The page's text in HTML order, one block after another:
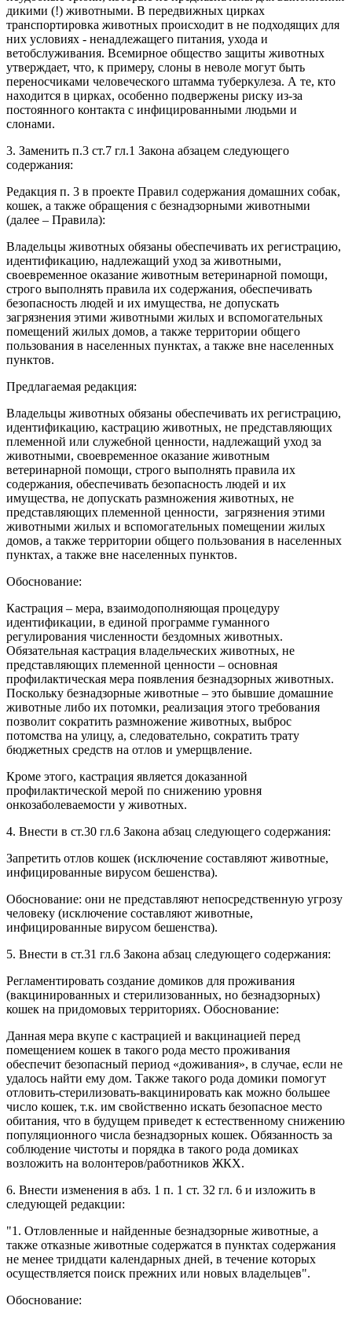
дикими (!) животными. В передвижных цирках
транспортировка животных происходит в не подходящих для
них условиях - ненадлежащего питания, ухода и
ветобслуживания. Всемирное общество защиты животных
утверждает, что, к примеру, слоны в неволе могут быть
переносчиками человеческого штамма туберкулеза. А те, кто
находится в цирках, особенно подвержены риску из-за
постоянного контакта с инфицированными людьми и
слонами.
3. Заменить п.3 ст.7 гл.1 Закона абзацем следующего
содержания:
Редакция п. 3 в проекте Правил содержания домашних собак,
кошек, а также обращения с безнадзорными животными
(далее – Правила):
Владельцы животных обязаны обеспечивать их регистрацию,
идентификацию, надлежащий уход за животными,
своевременное оказание животным ветеринарной помощи,
строго выполнять правила их содержания, обеспечивать
безопасность людей и их имущества, не допускать
загрязнения этими животными жилых и вспомогательных
помещений жилых домов, а также территории общего
пользования в населенных пунктах, а также вне населенных
пунктов.
Предлагаемая редакция:
Владельцы животных обязаны обеспечивать их регистрацию,
идентификацию, кастрацию животных, не представляющих
племенной или служебной ценности, надлежащий‌ уход за
животными, своевременное оказание животным
ветеринарной‌ помощи, строго выполнять правила их
содержания, обеспечивать безопасность людей‌ и их
имущества, не допускать размножения животных, не
представляющих племенной ценности, загрязнения этими
животными жилых и вспомогательных помещении‌ жилых
домов, а также территории общего пользования в населенных
пунктах, а также вне населенных пунктов.
Обоснование:
Кастрация – мера, взаимодополняющая процедуру
идентификации, в единой программе гуманного
регулирования численности бездомных животных.
Обязательная кастрация владельческих животных, не
представляющих племенной ценности – основная
профилактическая мера появления безнадзорных животных.
Поскольку безнадзорные животные – это бывшие домашние
животные либо их потомки, реализация этого требования
позволит сократить размножение животных, выброс
потомства на улицу, а, следовательно, сократить трату
бюджетных средств на отлов и умерщвление.
Кроме этого, кастрация является доказанной
профилактической мерой по снижению уровня
онкозаболеваемости у животных.
4. Внести в ст.30 гл.6 Закона абзац следующего содержания:
Запретить отлов кошек (исключение составляют животные,
инфицированные вирусом бешенства).
Обоснование: они не представляют непосредственную угрозу
человеку (исключение составляют животные,
инфицированные вирусом бешенства).
5. Внести в ст.31 гл.6 Закона абзац следующего содержания:
Регламентировать создание домиков для проживания
(вакцинированных и стерилизованных, но безнадзорных)
кошек на придомовых территориях. Обоснование:
Данная мера вкупе с кастрацией и вакцинацией перед
помещением кошек в такого рода место проживания
обеспечит безопасный период «доживания», в случае, если не
удалось найти ему дом. Также такого рода домики помогут
отловить-стерилизовать-вакцинировать как можно большее
число кошек, т.к. им свойственно искать безопасное место
обитания, что в будущем приведет к естественному снижению
популяционного числа безнадзорных кошек. Обязанность за
соблюдение чистоты и порядка в такого рода домиках
возложить на волонтеров/работников ЖКХ.
6. Внести изменения в абз. 1 п. 1 ст. 32 гл. 6 и изложить в
следующей редакции:
"1. Отловленные и найденные безнадзорные животные, а
также отказные животные содержатся в пунктах содержания
не менее тридцати календарных дней, в течение которых
осуществляется поиск прежних или новых владельцев".
Обоснование: